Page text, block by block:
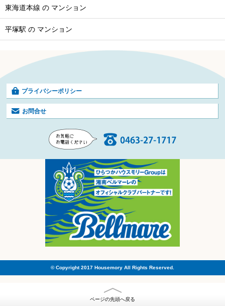
東海道本線 の マンション
平塚駅 の マンション
プライバシーポリシー
お問合せ
© Copyright 2017 Housemory All Rights Reserved.
ページの先頭へ戻る